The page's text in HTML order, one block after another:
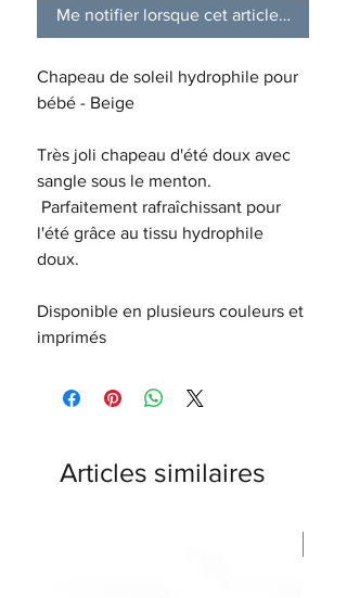
Me notifier lorsque cet article est
Chapeau de soleil hydrophile pour
bébé - Beige
Très joli chapeau d'été doux avec
sangle sous le menton.
Parfaitement rafraîchissant pour
l'été grâce au tissu hydrophile
doux.
Disponible en plusieurs couleurs et
imprimés
Articles similaires